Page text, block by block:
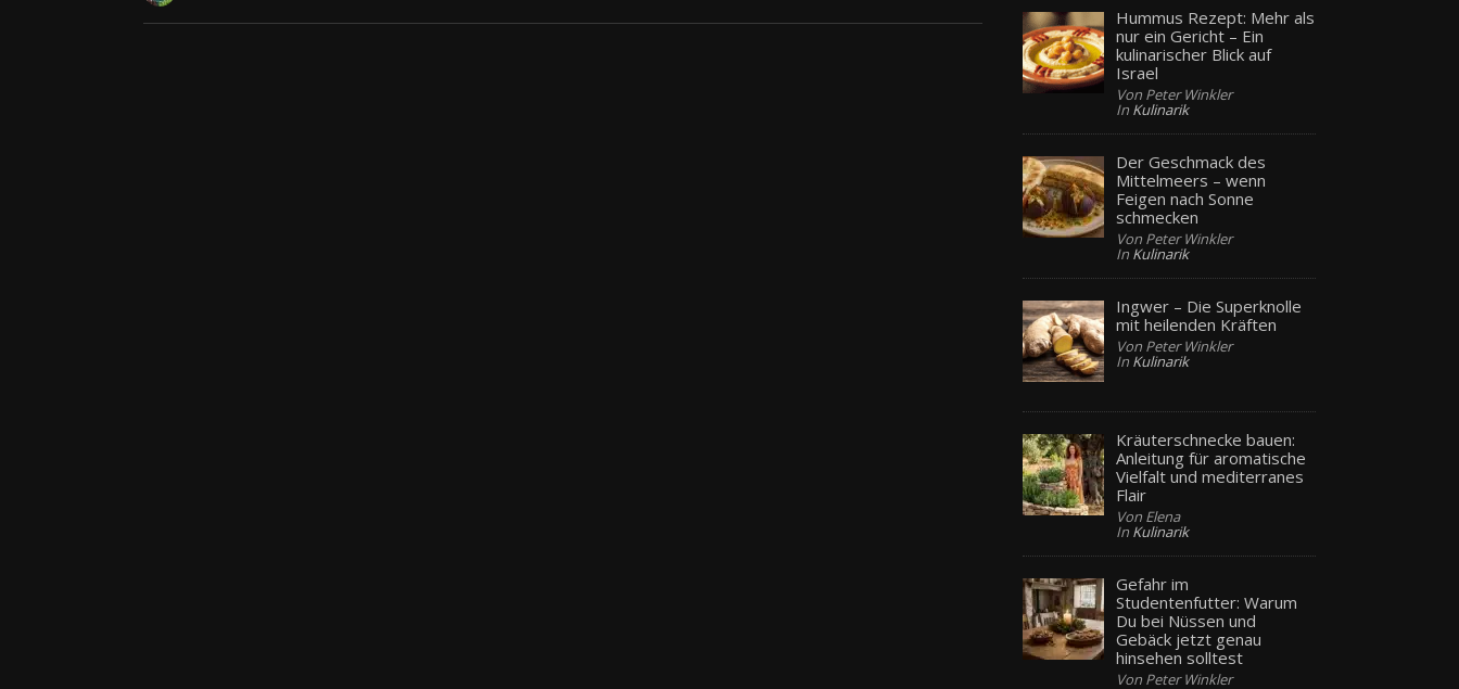
Hummus Rezept: Mehr als
nur ein Gericht – Ein
kulinarischer Blick auf
Israel
Von Peter Winkler
In Kulinarik
Der Geschmack des
Mittelmeers – wenn
Feigen nach Sonne
schmecken
Von Peter Winkler
In Kulinarik
Ingwer – Die Superknolle
mit heilenden Kräften
Von Peter Winkler
In Kulinarik
Kräuterschnecke bauen:
Anleitung für aromatische
Vielfalt und mediterranes
Flair
Von Elena
In Kulinarik
Gefahr im
Studentenfutter: Warum
Du bei Nüssen und
Gebäck jetzt genau
hinsehen solltest
Von Peter Winkler